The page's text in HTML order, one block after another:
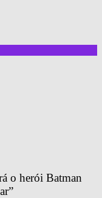
o herói Batman